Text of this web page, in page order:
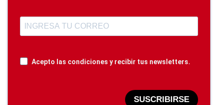
Acepto las condiciones y recibir tus newsletters.
SUSCRIBIRSE